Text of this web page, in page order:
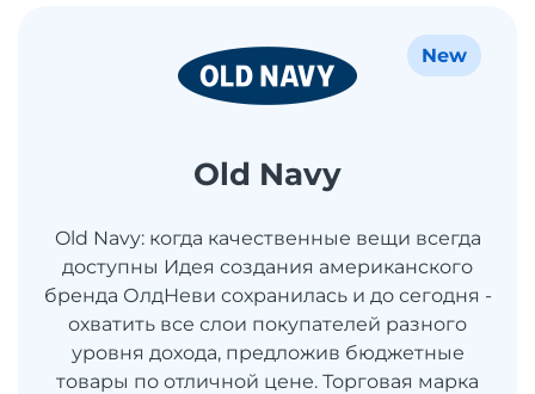
Old Navy
Old Navy: когда качественные вещи всегда
доступны Идея создания американского
бренда ОлдНеви сохранилась и до сегодня -
охватить все слои покупателей разного
уровня дохода, предложив бюджетные
товары по отличной цене. Торговая марка
New